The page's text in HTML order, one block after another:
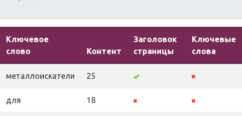
Ключевое
слово
Контент
Заголовок
страницы
Ключевые
слова
металлоискатели 25
для 18